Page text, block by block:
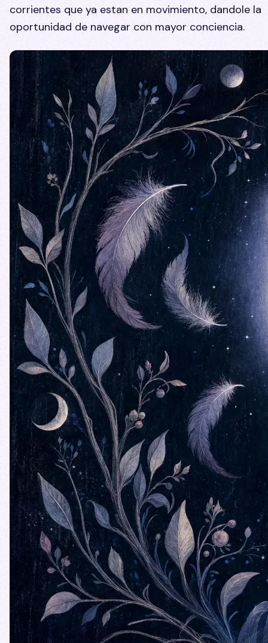
corrientes que ya estan en movimiento, dandole la
oportunidad de navegar con mayor conciencia.